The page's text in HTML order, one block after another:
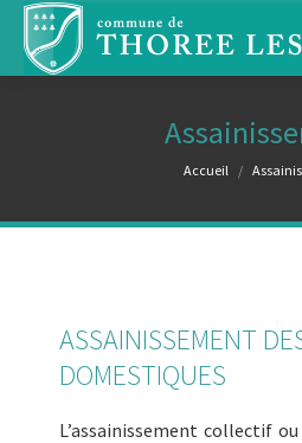
Vous êtes ici :
Accueil
ASSAINISSEMENT
DOMESTIQUES
L’assainissement collectif